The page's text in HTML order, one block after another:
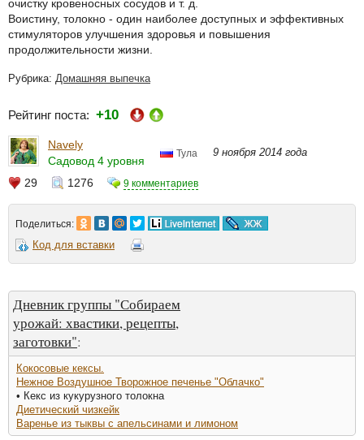
очистку кровеносных сосудов и т. д.
Воистину, толокно - один наиболее доступных и эффективных
стимуляторов улучшения здоровья и повышения
продолжительности жизни.
Рубрика: Домашняя выпечка
Рейтинг поста: +10
Navely
Садовод 4 уровня
Тула 9 ноября 2014 года
29 1276 9 комментариев
Поделиться:
Код для вставки
Дневник группы "Собираем
урожай: хвастики, рецепты,
заготовки":
Кокосовые кексы.
Нежное Воздушное Творожное печенье "Облачко"
• Кекс из кукурузного толокна
Диетический чизкейк
Варенье из тыквы с апельсинами и лимоном